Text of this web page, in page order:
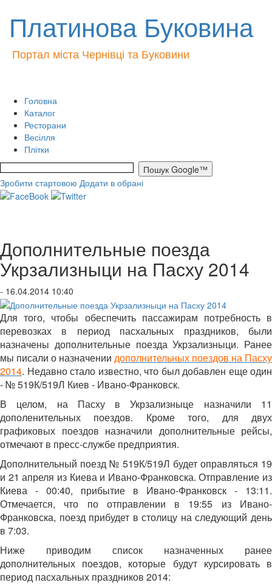
Платинова Буковина
Портал міста Чернівці та Буковини
Головна
Каталог
Ресторани
Весілля
Плітки
Зробити стартовою Додати в обрані
Дополнительные поезда
Укрзализныци на Пасху 2014
- 16.04.2014 10:40
Для того, чтобы обеспечить пассажирам потребность в
перевозках в период пасхальных праздников, были
назначены дополнительные поезда Укрзализныци. Ранее
мы писали о назначении дополнительных поездов на Пасху
2014. Недавно стало известно, что был добавлен еще один
- № 519К/519Л Киев - Ивано-Франковск.
В целом, на Пасху в Укрзализныце назначили 11
дополенительных поездов. Кроме того, для двух
графиковых поездов назначили дополнительные рейсы,
отмечают в пресс-службе предприятия.
Дополнительный поезд № 519К/519Л будет оправляться 19
и 21 апреля из Киева и Ивано-Франковска. Отправление из
Киева - 00:40, прибытие в Ивано-Франковск - 13:11.
Отмечается, что по отправлении в 19:55 из Ивано-
Франковска, поезд прибудет в столицу на следующий день
в 7:03.
Ниже приводим список назначенных ранее
дополнительных поездов, которые будут курсировать в
период пасхальных праздников 2014: